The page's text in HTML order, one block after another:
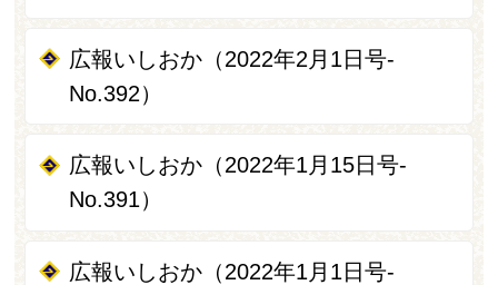
広報いしおか（2022年2月1日号-
No.392）
広報いしおか（2022年1月15日号-
No.391）
広報いしおか（2022年1月1日号-